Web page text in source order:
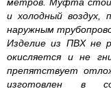
и холодный
наружным
Изделие из ПВХ не
окисляется и не
препятствует
изготовлен в